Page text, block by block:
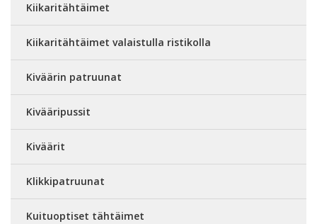
Kiikaritähtäimet
Kiikaritähtäimet valaistulla ristikolla
Kiväärin patruunat
Kivääripussit
Kiväärit
Klikkipatruunat
Kuituoptiset tähtäimet